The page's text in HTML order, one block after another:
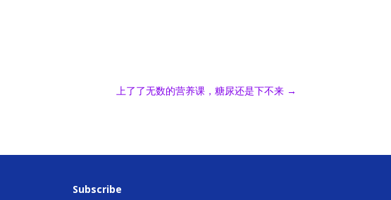
上了了无数的营养课，糖尿还是下不来→
Subscribe